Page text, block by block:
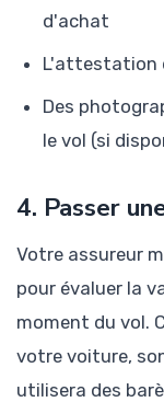
d'achat
L'attestation
Des
le vol (si
4. Passer
Votre assureur
pour évaluer la
moment du vol.
votre voiture,
utilisera des